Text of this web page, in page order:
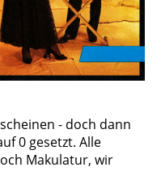
- doch dann
0 gesetzt. Alle
Makulatur, wir